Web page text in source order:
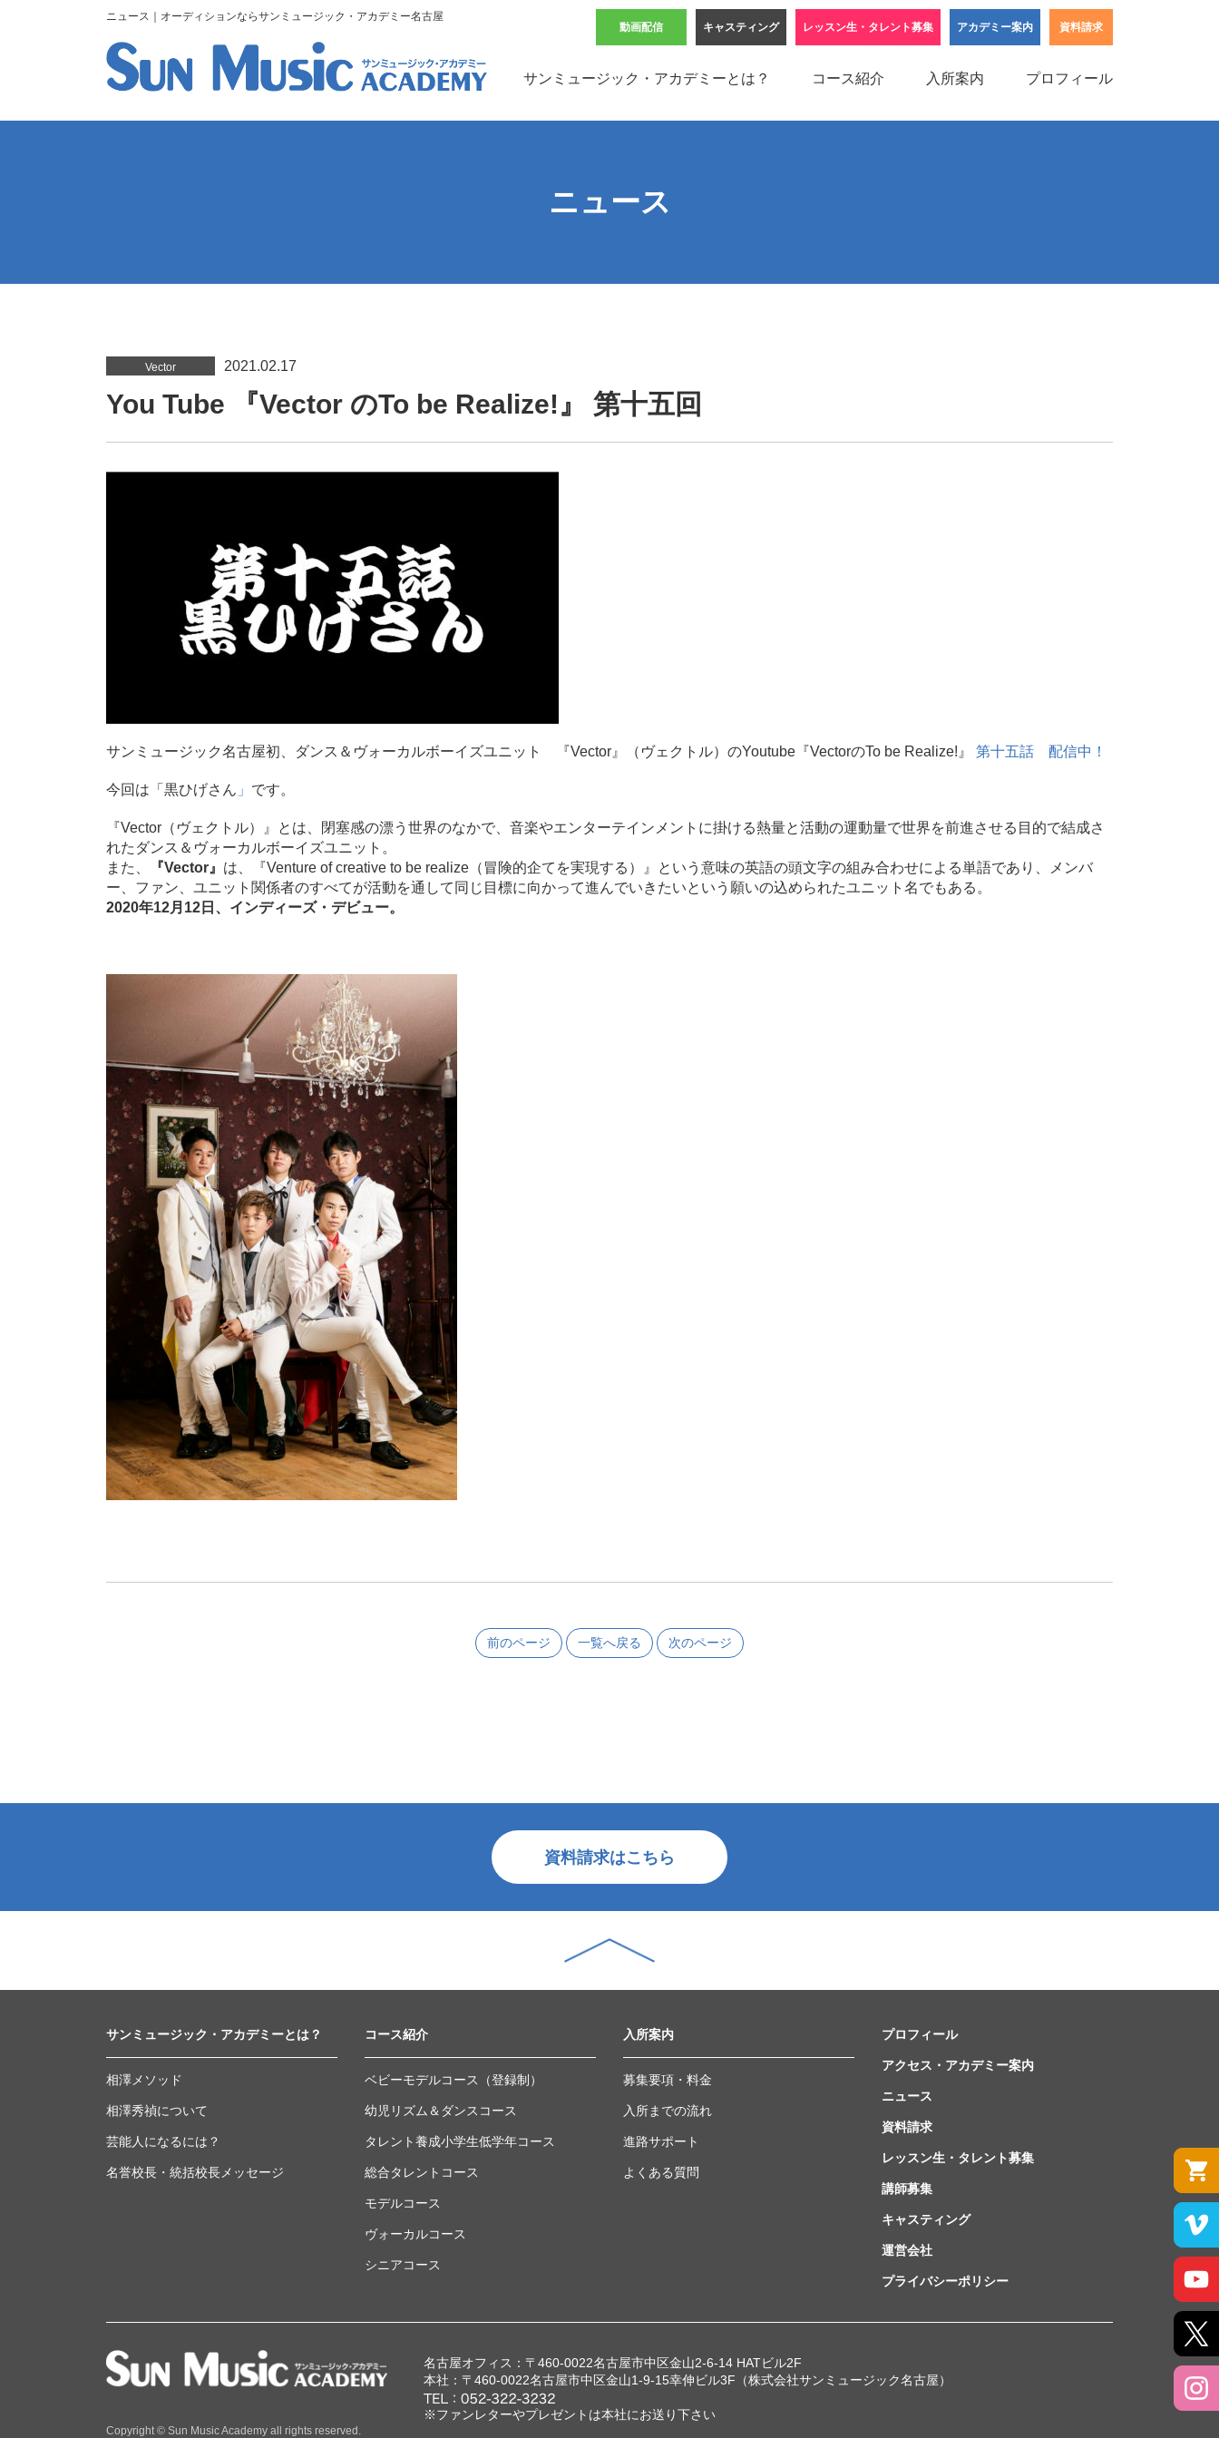
ニュース｜オーディションならサンミュージック・アカデミー名古屋
サンミュージック・アカデミーとは？ コース紹介 入所案内 プロフィール
レッスン生・タレント募集 アカデミー案内 資料請求
キャスティング
動画配信
ニュース
Vector 2021.02.17
You Tube 『Vector のTo be Realize!』 第十五回
サンミュージック名古屋初、ダンス＆ヴォーカルボーイズユニット 『Vector』（ヴェクトル）のYoutube『VectorのTo be Realize!』 第十五話 配信中！
今回は「黒ひげさん 」 です。
『Vector（ヴェクトル）』とは、閉塞感の漂う世界のなかで、音楽やエンターテインメントに掛ける熱量と活動の運動量で世界を前進させる目的で結成さ
れたダンス＆ヴォーカルボーイズユニット。
また、
『Vector』 は、『Venture of creative to be realize（冒険的企てを実現する）』という意味の英語の頭文字の組み合わせによる単語であり、メンバ
ー、ファン、ユニット関係者のすべてが活動を通して同じ目標に向かって進んでいきたいという願いの込められたユニット名でもある。
2020年12月12日、インディーズ・デビュー。
前のページ 一覧へ戻る 次のページ
資料請求はこちら
サンミュージック・アカデミーとは？
相澤メソッド
相澤秀禎について
芸能人になるには？
名誉校長・統括校長メッセージ
コース紹介
ベビーモデルコース（登録制）
幼児リズム＆ダンスコース
タレント養成小学生低学年コース
総合タレントコース
モデルコース
ヴォーカルコース
シニアコース
入所案内
募集要項・料金
入所までの流れ
進路サポート
よくある質問
プロフィール
アクセス・アカデミー案内
ニュース
資料請求
レッスン生・タレント募集
講師募集
キャスティング
運営会社
プライバシーポリシー
名古屋オフィス： 〒460-0022名古屋市中区金山2-6-14 HATビル2F
本社： 〒460-0022名古屋市中区金山1-9-15幸伸ビル3F （株式会社サンミュージック名古屋）
※ファンレターやプレゼントは本社にお送り下さい
Copyright © Sun Music Academy all rights reserved.